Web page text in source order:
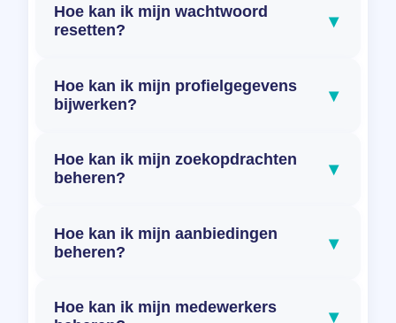
Hoe kan ik mijn wachtwoord
resetten?
▾
Hoe kan ik mijn profielgegevens
bijwerken?
▾
Hoe kan ik mijn zoekopdrachten
beheren?
▾
Hoe kan ik mijn aanbiedingen
beheren?
▾
Hoe kan ik mijn medewerkers
▾